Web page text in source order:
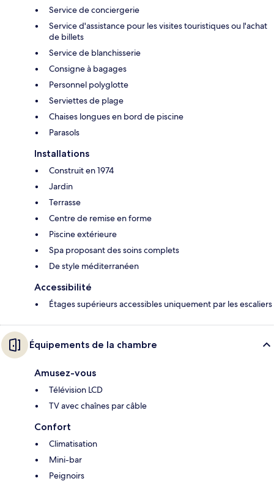
Service de conciergerie
Service d'assistance pour les visites touristiques ou l'achat
de billets
Service de blanchisserie
Consigne à bagages
Personnel polyglotte
Serviettes de plage
Chaises longues en bord de piscine
Parasols
Installations
Construit en 1974
Jardin
Terrasse
Centre de remise en forme
Piscine extérieure
Spa proposant des soins complets
De style méditerranéen
Accessibilité
Étages supérieurs accessibles uniquement par les escaliers
Équipements de la chambre
Amusez-vous
Télévision LCD
TV avec chaînes par câble
Confort
Climatisation
Mini-bar
Peignoirs